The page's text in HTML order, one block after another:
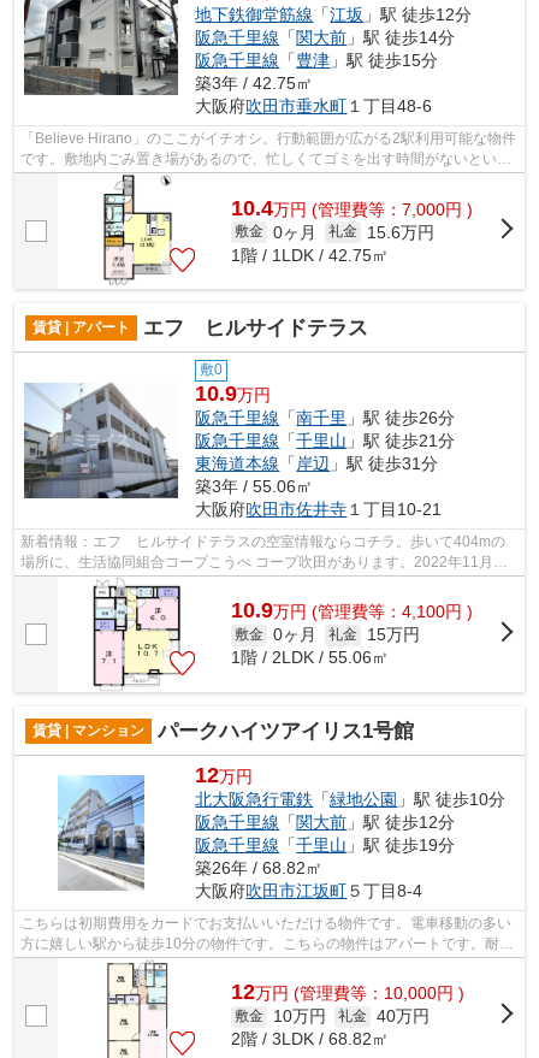
地下鉄御堂筋線 「江坂 」駅 徒歩12分
阪急千里線 「関大前 」駅 徒歩14分
阪急千里線 「豊津 」駅 徒歩15分
築3年 / 42.75㎡
大阪府吹田市垂水町 １丁目48-6
「Believe Hirano」のここがイチオシ。行動範囲が広がる2駅利用可能な物件
です。敷地内ごみ置き場があるので、忙しくてゴミを出す時間がないという
方も安心です。軽量鉄骨を使用してい...
10.4万円 (管理費等：7,000円 )
敷金 0ヶ月 礼金
15.6万円
1階 / 1LDK / 42.75㎡
賃貸 | アパート エフ ヒルサイドテラス
敷0
10.9万円
阪急千里線 「南千里 」駅 徒歩26分
阪急千里線 「千里山 」駅 徒歩21分
東海道本線 「 岸辺 」駅 徒歩31分
築3年 / 55.06㎡
大阪府吹田市佐井寺 １丁目10-21
新着情報：エフ ヒルサイドテラスの空室情報ならコチラ。歩いて404mの
場所に、生活協同組合コープこうべ コープ吹田があります。2022年11月完
成、まだまだ新しい築浅物件。敷地内ごみ...
10.9万円 (管理費等：4,100円 )
敷金 0ヶ月 礼金
15万円
1階 / 2LDK / 55.06㎡
賃貸 | マンション パークハイツアイリス1号館
12万円
北大阪急行電鉄 「緑地公園 」駅 徒歩10分
阪急千里線 「関大前 」駅 徒歩12分
阪急千里線 「千里山 」駅 徒歩19分
築26年 / 68.82㎡
大阪府吹田市江坂町５丁目8-4
こちらは初期費用をカードでお支払いいただける物件です。電車移動の多い
方に嬉しい駅から徒歩10分の物件です。こちらの物件はアパートです。耐火
性に優れているRC構造を物件選びで注...
12万円 (管理費等：10,000円 )
敷金 10万円 礼金 40万円
2階 / 3LDK / 68.82㎡